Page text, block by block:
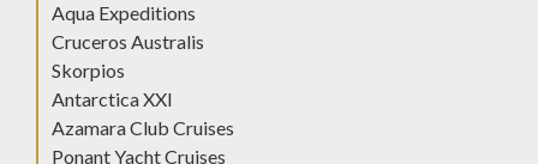
Aqua Expeditions
Cruceros Australis
Skorpios
Antarctica XXI
Azamara Club Cruises
Ponant Yacht Cruises